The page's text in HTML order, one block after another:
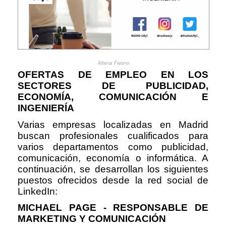
Aitana Fresno
OFERTAS DE EMPLEO EN LOS
SECTORES DE PUBLICIDAD,
ECONOMÍA, COMUNICACIÓN E
INGENIERÍA
Varias empresas localizadas en Madrid
buscan profesionales cualificados para
varios departamentos como publicidad,
comunicación, economía o informática. A
continuación, se desarrollan los siguientes
puestos ofrecidos desde la red social de
LinkedIn:
MICHAEL PAGE - RESPONSABLE DE
MARKETING Y COMUNICACIÓN